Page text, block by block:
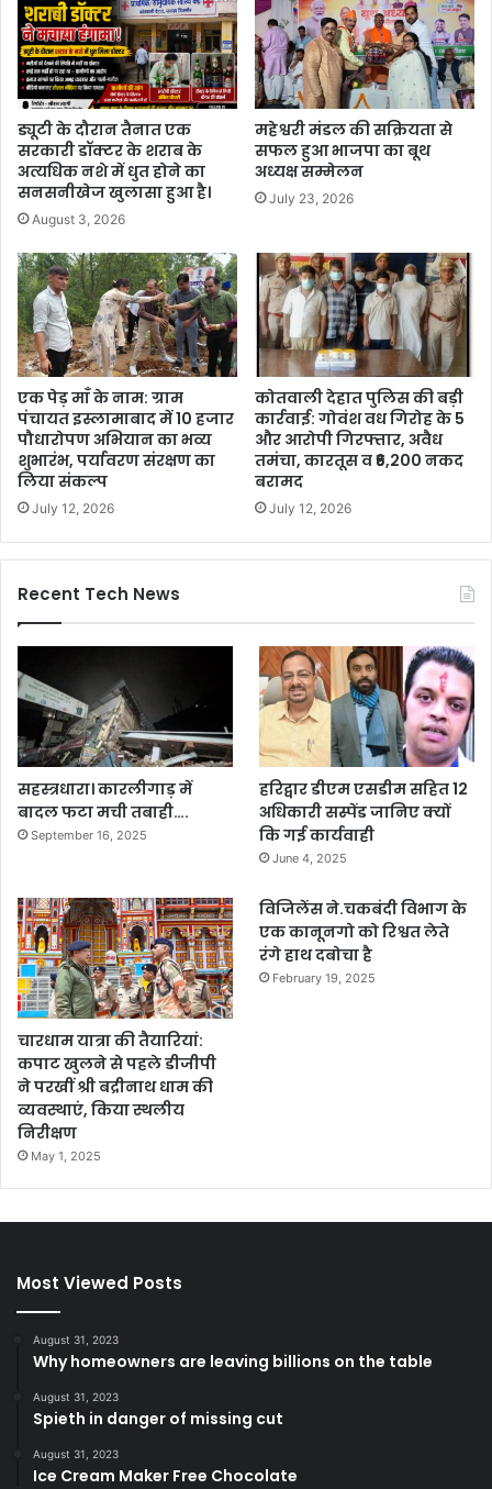
ड्यूटी के दौरान तैनात एक
सरकारी डॉक्टर के शराब के
अत्यधिक नशे में धुत होने का
सनसनीखेज खुलासा हुआ है।
August 3, 2026
महेश्वरी मंडल की सक्रियता से
सफल हुआ भाजपा का बूथ
अध्यक्ष सम्मेलन
July 23, 2026
एक पेड़ माँ के नाम: ग्राम
पंचायत इस्लामाबाद में 10 हजार
पौधारोपण अभियान का भव्य
शुभारंभ, पर्यावरण संरक्षण का
लिया संकल्प
July 12, 2026
कोतवाली देहात पुलिस की बड़ी
कार्रवाई: गोवंश वध गिरोह के 5
और आरोपी गिरफ्तार, अवैध
तमंचा, कारतूस व ₹6,200 नकद
बरामद
July 12, 2026
Recent Tech News
सहस्त्रधारा। कारलीगाड़ में
बादल फटा मची तबाही….
September 16, 2025
हरिद्वार डीएम एसडीम सहित 12
अधिकारी सस्पेंड जानिए क्यों
कि गई कार्यवाही
June 4, 2025
चारधाम यात्रा की तैयारियां:
कपाट खुलने से पहले डीजीपी
ने परखीं श्री बद्रीनाथ धाम की
व्यवस्थाएं, किया स्थलीय
निरीक्षण
May 1, 2025
विजिलेंस ने.चकबंदी विभाग के
एक कानूनगो को रिश्वत लेते
रंगे हाथ दबोचा है
February 19, 2025
Most Viewed Posts
August 31, 2023
Why homeowners are leaving billions on the table
August 31, 2023
Spieth in danger of missing cut
August 31, 2023
Ice Cream Maker Free Chocolate